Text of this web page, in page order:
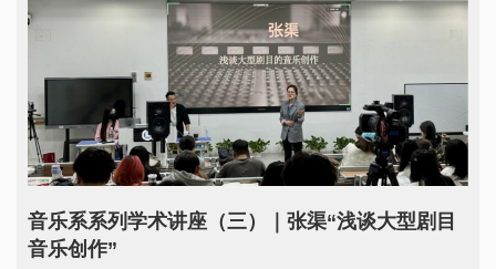
音乐系系列学术讲座（三）｜张渠“浅谈大型剧目
音乐创作”